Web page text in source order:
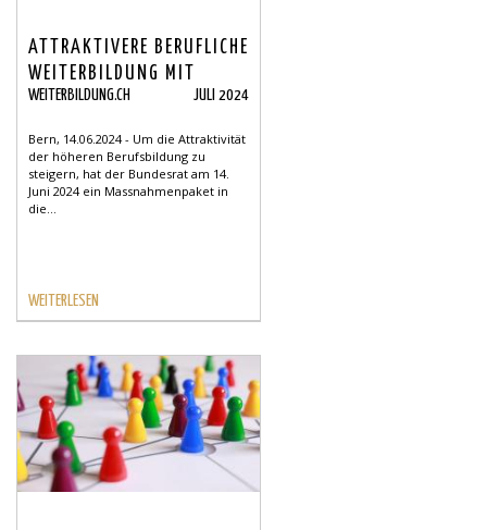
ATTRAKTIVERE BERUFLICHE
WEITERBILDUNG MIT
PROFESSIONAL BACHELOR
MASTER
WEITERBILDUNG.CH JULI 2024
Bern, 14.06.2024 - Um die Attraktivität
der höheren Berufsbildung zu
steigern, hat der Bundesrat am 14.
Juni 2024 ein Massnahmenpaket in
die...
WEITERLESEN